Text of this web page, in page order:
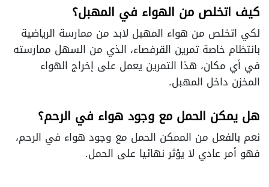
كيف اتخلص من الهواء في المهبل؟
لكي اتخلص من هواء المهبل لابد من ممارسة الرياضية
بانتظام خاصة تمرين القرفصاء، الذي من السهل ممارسته
في أي مكان، هذا التمرين يعمل على إخراج الهواء
المخزن داخل المهبل.
هل يمكن الحمل مع وجود هواء في الرحم؟
نعم بالفعل من الممكن الحمل مع وجود هواء في الرحم،
فهو أمر عادي لا يؤثر نهائيا على الحمل.